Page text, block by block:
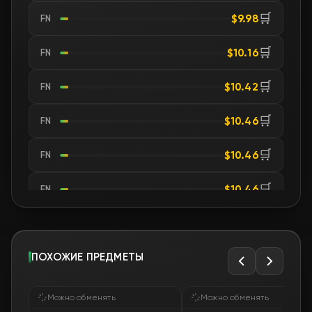
FN $9.98🛒
FN $10.16🛒
FN $10.42 🛒
FN $10.46🛒
FN $10.46🛒
FN $10.46🛒
FN $10.81 🛒
FN $10.81
ПОХОЖИЕ ПРЕДМЕТЫ
Можно обменять Можно обменять